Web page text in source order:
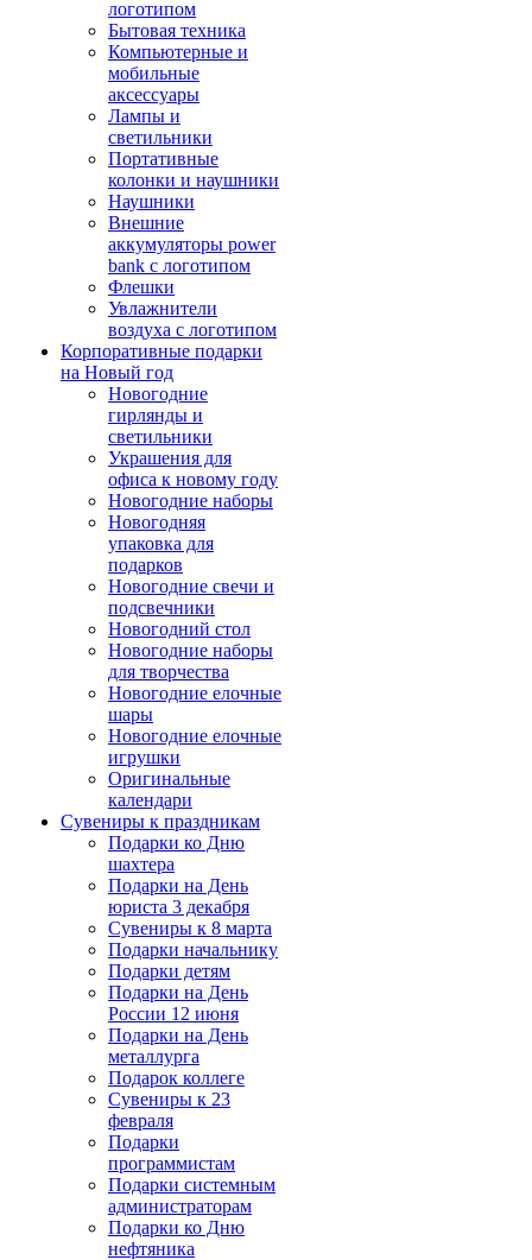
логотипом
Бытовая техника
Компьютерные и
мобильные
аксессуары
Лампы и
светильники
Портативные
колонки и наушники
Наушники
Внешние
аккумуляторы power
bank с логотипом
Флешки
Увлажнители
воздуха с логотипом
Корпоративные подарки
на Новый год
Новогодние
гирлянды и
светильники
Украшения для
офиса к новому году
Новогодние наборы
Новогодняя
упаковка для
подарков
Новогодние свечи и
подсвечники
Новогодний стол
Новогодние наборы
для творчества
Новогодние елочные
шары
Новогодние елочные
игрушки
Оригинальные
календари
Сувениры к праздникам
Подарки ко Дню
шахтера
Подарки на День
юриста 3 декабря
Сувениры к 8 марта
Подарки начальнику
Подарки детям
Подарки на День
России 12 июня
Подарки на День
металлурга
Подарок коллеге
Сувениры к 23
февраля
Подарки
программистам
Подарки системным
администраторам
Подарки ко Дню
нефтяника